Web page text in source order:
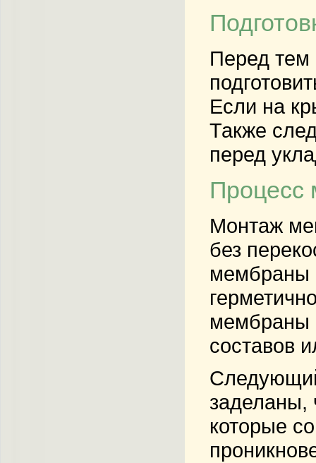
Перед тем
Если на
Также
перед
Процесс
Монтаж
без
мембраны
мембраны
составов
заделаны,
которые